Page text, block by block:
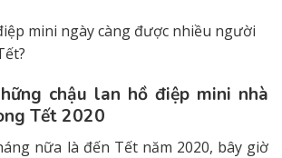
chậu lan hồ điệp mini nhà
Tết 2020
nữa là đến Tết năm 2020, bây giờ